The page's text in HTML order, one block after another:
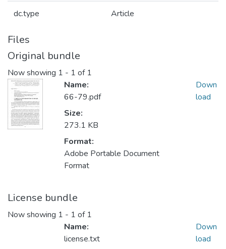
dc.type Article
Files
Original bundle
Now showing 1 - 1 of 1
Name:
66-79.pdf
Size:
273.1 KB
Format:
Adobe Portable Document
Format
Down
load
License bundle
Now showing 1 - 1 of 1
Name:
license.txt
Down
load